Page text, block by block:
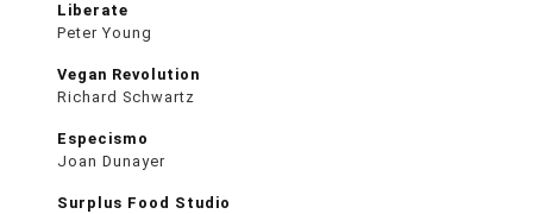
Liberate
Peter Young
Vegan Revolution
Richard Schwartz
Especismo
Joan Dunayer
Surplus Food Studio